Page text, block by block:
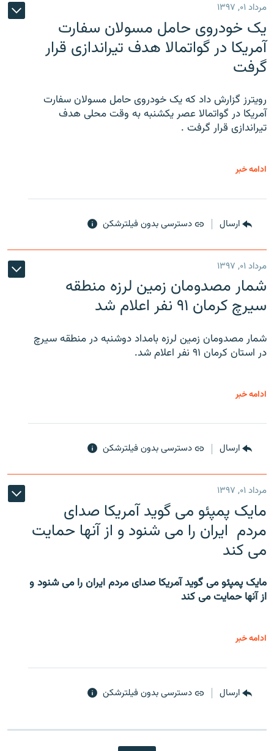
مرداد ۰۱, ۱۳۹۷
یک خودروی حامل مسولان سفارت
آمریکا در گواتمالا هدف تیراندازی قرار
گرفت
رویترز گزارش داد که یک خودروی حامل مسولان سفارت
آمریکا در گواتمالا عصر یکشنبه به وقت محلی هدف
تیراندازی قرار گرفت .
ادامه خبر
ارسال دسترسی بدون فیلترشکن
مرداد ۰۱, ۱۳۹۷
شمار مصدومان زمین لرزه منطقه
سیرچ کرمان ۹۱ نفر اعلام شد
شمار مصدومان زمین لرزه بامداد دوشنبه در منطقه سیرچ
در استان کرمان ۹۱ نفر اعلام شد.
ادامه خبر
ارسال دسترسی بدون فیلترشکن
مرداد ۰۱, ۱۳۹۷
مایک پمپئو می گوید آمریکا صدای
مردم ایران را می شنود و از آنها حمایت
می کند
مایک پمپئو می گوید آمریکا صدای مردم ایران را می شنود و
از آنها حمایت می کند
ادامه خبر
ارسال دسترسی بدون فیلترشکن